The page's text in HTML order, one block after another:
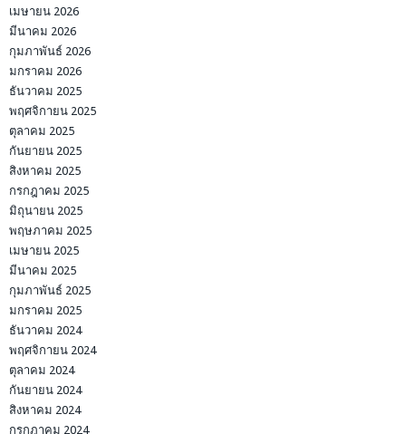
เมษายน 2026
มีนาคม 2026
กุมภาพันธ์ 2026
มกราคม 2026
ธันวาคม 2025
พฤศจิกายน 2025
ตุลาคม 2025
กันยายน 2025
สิงหาคม 2025
กรกฎาคม 2025
มิถุนายน 2025
พฤษภาคม 2025
เมษายน 2025
มีนาคม 2025
กุมภาพันธ์ 2025
มกราคม 2025
ธันวาคม 2024
พฤศจิกายน 2024
ตุลาคม 2024
กันยายน 2024
สิงหาคม 2024
กรกฎาคม 2024